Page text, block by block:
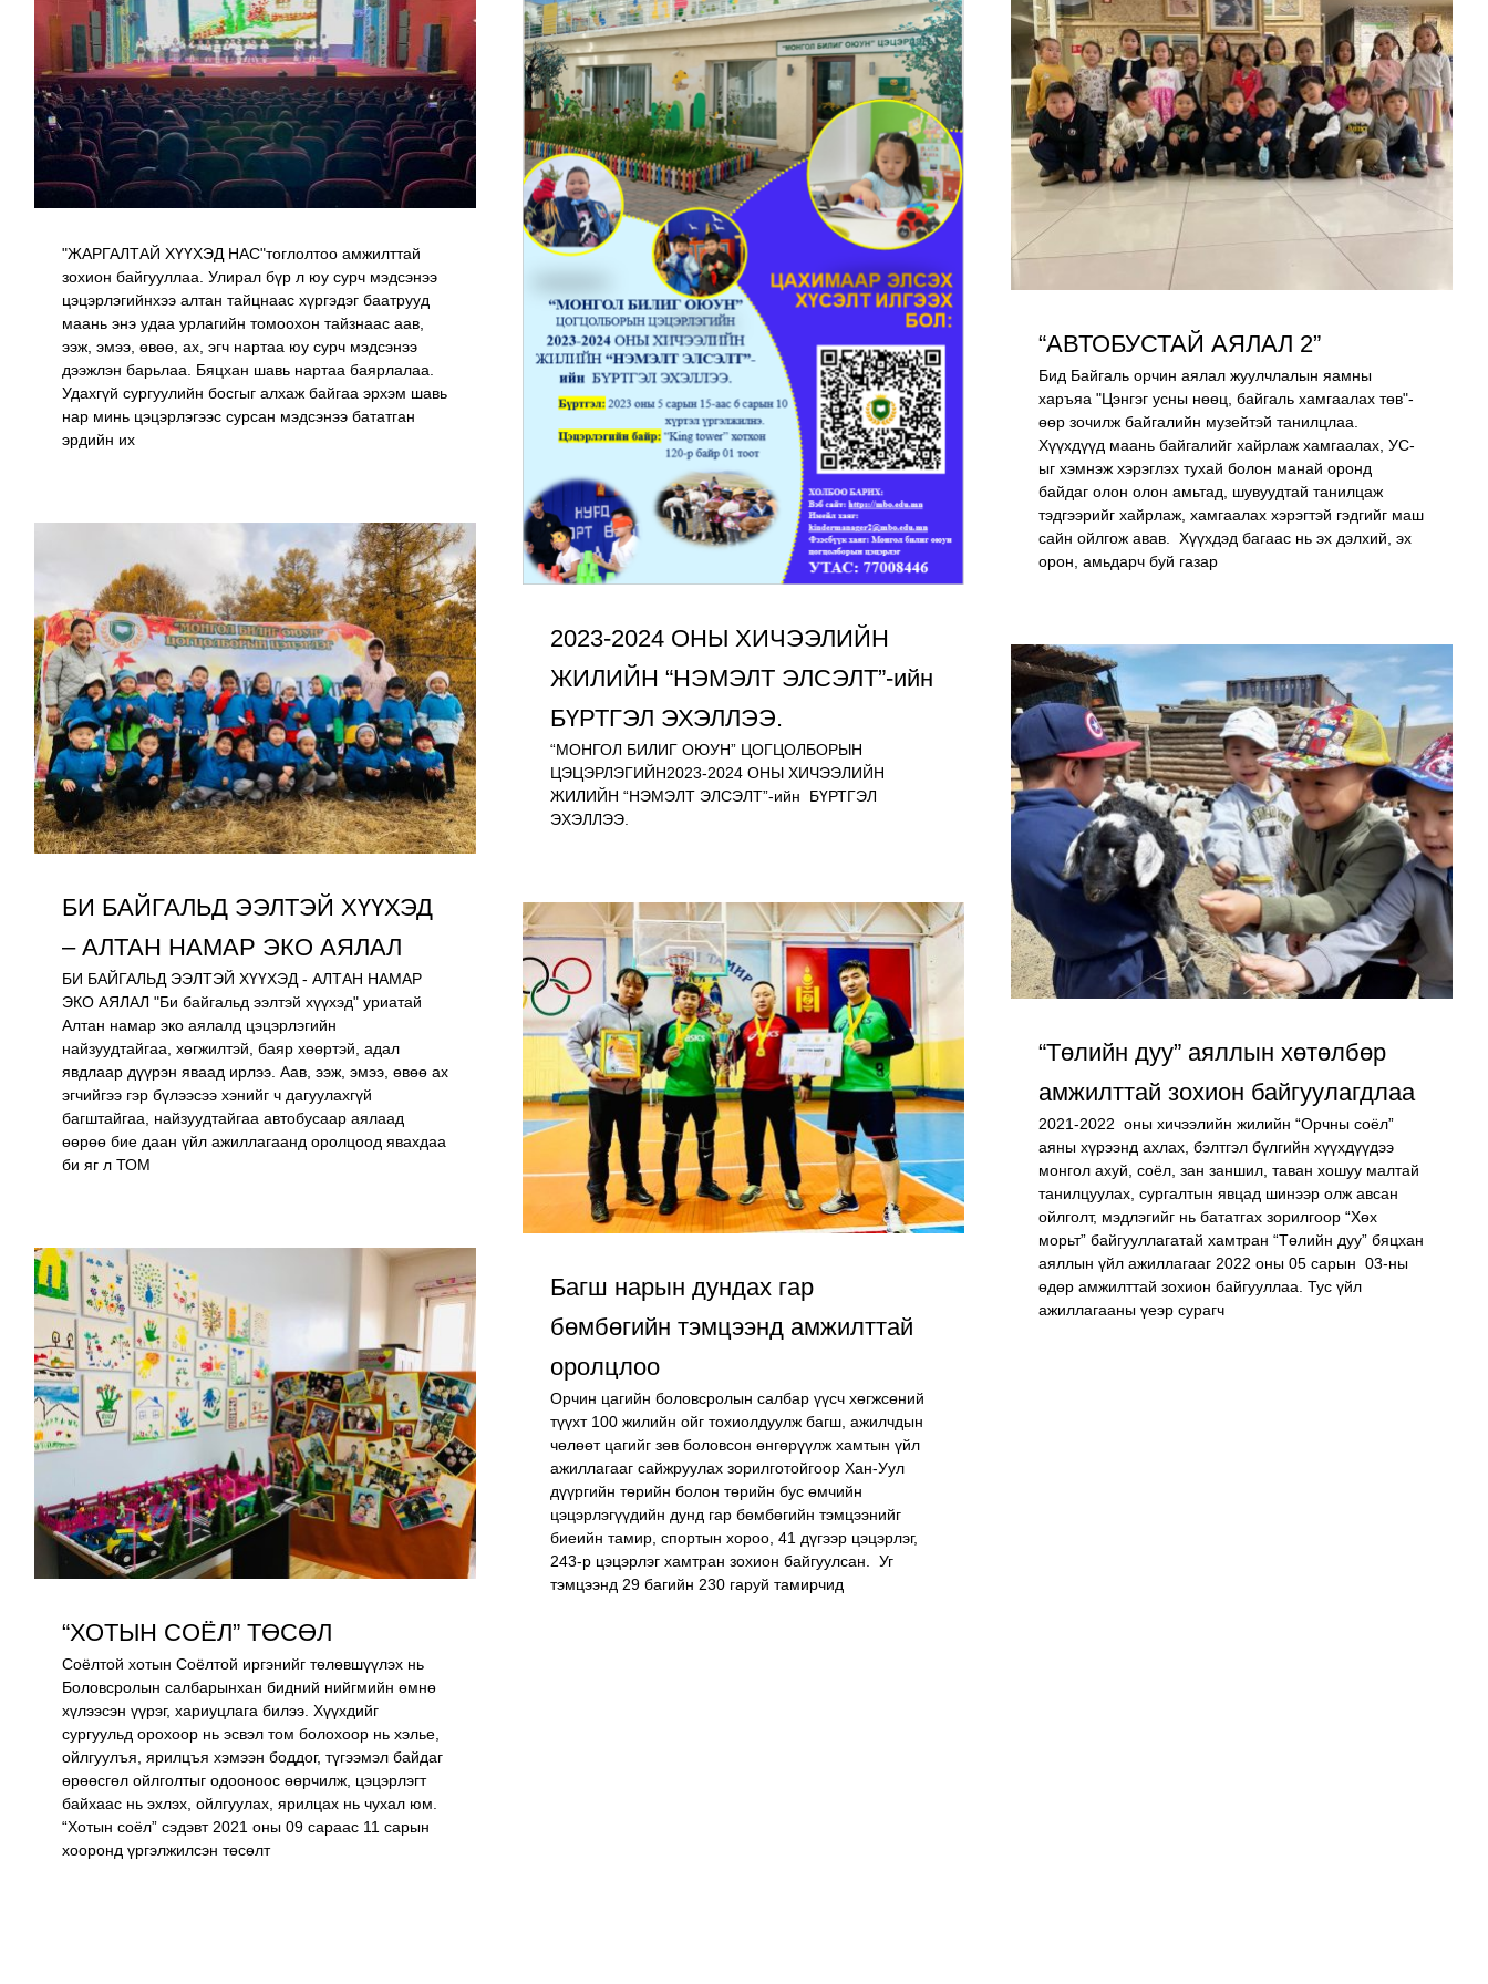
"ЖАРГАЛТАЙ ХҮҮХЭД НАС"тоглолтоо амжилттай
зохион байгууллаа. Улирал бүр л юу сурч мэдсэнээ
цэцэрлэгийнхээ алтан тайцнаас хүргэдэг баатрууд
маань энэ удаа урлагийн томоохон тайзнаас аав,
ээж, эмээ, өвөө, ах, эгч нартаа юу сурч мэдсэнээ
дээжлэн барьлаа. Бяцхан шавь нартаа баярлалаа.
Удахгүй сургуулийн босгыг алхаж байгаа эрхэм шавь
нар минь цэцэрлэгээс сурсан мэдсэнээ бататган
эрдийн их
2023-2024 ОНЫ ХИЧЭЭЛИЙН
ЖИЛИЙН “НЭМЭЛТ ЭЛСЭЛТ”-ийн
БҮРТГЭЛ ЭХЭЛЛЭЭ.
“МОНГОЛ БИЛИГ ОЮУН” ЦОГЦОЛБОРЫН
ЦЭЦЭРЛЭГИЙН2023-2024 ОНЫ ХИЧЭЭЛИЙН
ЖИЛИЙН “НЭМЭЛТ ЭЛСЭЛТ”-ийн БҮРТГЭЛ
ЭХЭЛЛЭЭ.
“АВТОБУСТАЙ АЯЛАЛ 2”
Бид Байгаль орчин аялал жуулчлалын яамны
харъяа "Цэнгэг усны нөөц, байгаль хамгаалах төв"-
өөр зочилж байгалийн музейтэй танилцлаа.
Хүүхдүүд маань байгалийг хайрлаж хамгаалах, УС-
ыг хэмнэж хэрэглэх тухай болон манай оронд
байдаг олон олон амьтад, шувуудтай танилцаж
тэдгээрийг хайрлаж, хамгаалах хэрэгтэй гэдгийг маш
сайн ойлгож авав. Хүүхдэд багаас нь эх дэлхий, эх
орон, амьдарч буй газар
БИ БАЙГАЛЬД ЭЭЛТЭЙ ХҮҮХЭД
– АЛТАН НАМАР ЭКО АЯЛАЛ
БИ БАЙГАЛЬД ЭЭЛТЭЙ ХҮҮХЭД - АЛТАН НАМАР
ЭКО АЯЛАЛ "Би байгальд ээлтэй хүүхэд" уриатай
Алтан намар эко аялалд цэцэрлэгийн
найзуудтайгаа, хөгжилтэй, баяр хөөртэй, адал
явдлаар дүүрэн яваад ирлээ. Аав, ээж, эмээ, өвөө ах
эгчийгээ гэр бүлээсээ хэнийг ч дагуулахгүй
багштайгаа, найзуудтайгаа автобусаар аялаад
өөрөө бие даан үйл ажиллагаанд оролцоод явахдаа
би яг л ТОМ
“Төлийн дуу” аяллын хөтөлбөр
амжилттай зохион байгуулагдлаа
2021-2022 оны хичээлийн жилийн “Орчны соёл”
аяны хүрээнд ахлах, бэлтгэл бүлгийн хүүхдүүдээ
монгол ахуй, соёл, зан заншил, таван хошуу малтай
танилцуулах, сургалтын явцад шинээр олж авсан
ойлголт, мэдлэгийг нь бататгах зорилгоор “Хөх
морьт” байгууллагатай хамтран “Төлийн дуу” бяцхан
аяллын үйл ажиллагааг 2022 оны 05 сарын 03-ны
өдөр амжилттай зохион байгууллаа. Тус үйл
ажиллагааны үеэр сурагч
Багш нарын дундах гар
бөмбөгийн тэмцээнд амжилттай
оролцлоо
Орчин цагийн боловсролын салбар үүсч хөгжсөний
түүхт 100 жилийн ойг тохиолдуулж багш, ажилчдын
чөлөөт цагийг зөв боловсон өнгөрүүлж хамтын үйл
ажиллагааг сайжруулах зорилготойгоор Хан-Уул
дүүргийн төрийн болон төрийн бус өмчийн
цэцэрлэгүүдийн дунд гар бөмбөгийн тэмцээнийг
биеийн тамир, спортын хороо, 41 дүгээр цэцэрлэг,
243-р цэцэрлэг хамтран зохион байгуулсан. Уг
тэмцээнд 29 багийн 230 гаруй тамирчид
“ХОТЫН СОЁЛ” ТӨСӨЛ
Соёлтой хотын Соёлтой иргэнийг төлөвшүүлэх нь
Боловсролын салбарынхан бидний нийгмийн өмнө
хүлээсэн үүрэг, хариуцлага билээ. Хүүхдийг
сургуульд орохоор нь эсвэл том болохоор нь хэлье,
ойлгуулъя, ярилцъя хэмээн боддог, түгээмэл байдаг
өрөөсгөл ойлголтыг одооноос өөрчилж, цэцэрлэгт
байхаас нь эхлэх, ойлгуулах, ярилцах нь чухал юм.
“Хотын соёл” сэдэвт 2021 оны 09 сараас 11 сарын
хооронд үргэлжилсэн төсөлт